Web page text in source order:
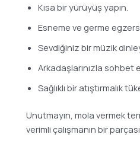
Kısa bir yürüyüş yapın.
Esneme ve germe
Sevdiğiniz bir müzik
Arkadaşlarınızla sohbet
Sağlıklı bir atıştırmalık
Unutmayın, mola vermek
verimli çalışmanın bir